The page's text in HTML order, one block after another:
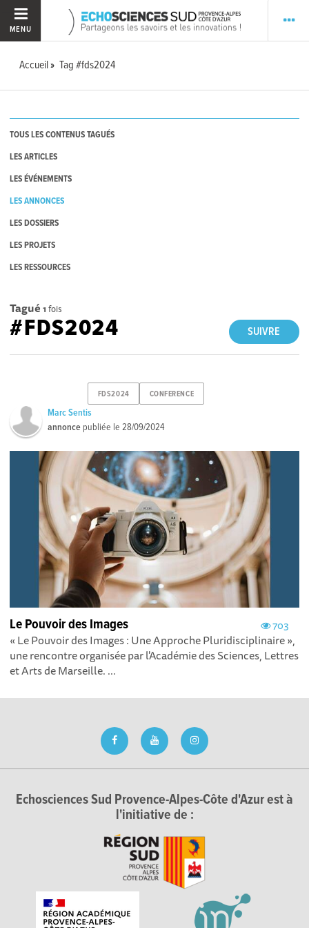
MENU
Accueil Tag #fds2024
TOUS LES CONTENUS TAGUÉS
LES ARTICLES
LES ÉVÉNEMENTS
LES ANNONCES
LES DOSSIERS
LES PROJETS
LES RESSOURCES
Tagué 1 fois
SUIVRE
#FDS2024
FDS2024 CONFERENCE
Marc Sentis
annonce publiée le28/09/2024
703
Le Pouvoir des Images
« Le Pouvoir des Images : Une Approche Pluridisciplinaire »,
une rencontre organisée par l'Académie des Sciences, Lettres
et Arts de Marseille. ...
Echosciences Sud Provence-Alpes-Côte d'Azur est à
l'initiative de :